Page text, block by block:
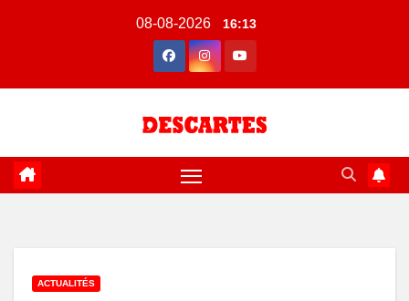
08-08-2026 16:13
ACTUALITÉS